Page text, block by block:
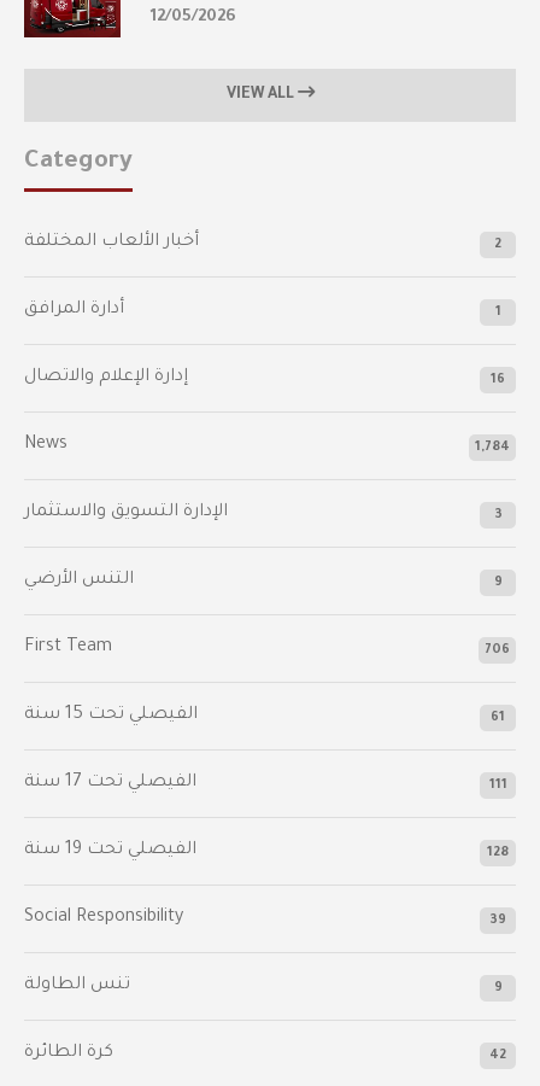
12/05/2026
VIEW ALL
Category
أخبار الألعاب المختلفة 2
أدارة المرافق 1
إدارة الإعلام والاتصال 16
News 1,784
الإدارة التسويق والاستثمار 3
التنس الأرضي 9
First Team 706
الفيصلي‬⁩ تحت 15 سنة 61
‫الفيصلي‬⁩ تحت 17 سنة 111
الفيصلي‬⁩ تحت 19 سنة 128
Social Responsibility 39
تنس الطاولة 9
كرة الطائرة 42